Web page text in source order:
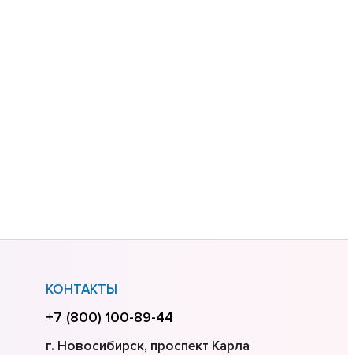
КОНТАКТЫ
+7 (800) 100-89-44
г. Новосибирск, проспект Карла